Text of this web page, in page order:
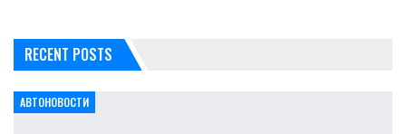
RECENT POSTS
АВТОНОВОСТИ